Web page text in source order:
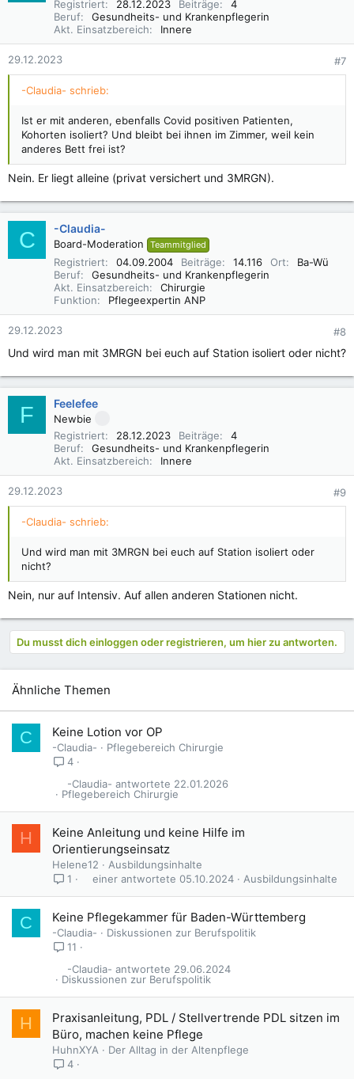
Registriert 28.12.2023 Beiträge
4
Beruf
Gesundheits- und Krankenpflegerin
Akt. Einsatzbereich
Innere
29.12.2023 #7
-Claudia- schrieb:
Ist er mit anderen, ebenfalls Covid positiven Patienten,
Kohorten isoliert? Und bleibt bei ihnen im Zimmer, weil kein
anderes Bett frei ist?
Nein. Er liegt alleine (privat versichert und 3MRGN).
C -Claudia-
Board-Moderation Teammitglied
Registriert 04.09.2004 Beiträge 14.116 Ort
Ba-Wü
Beruf
Gesundheits- und Krankenpflegerin
Akt. Einsatzbereich
Chirurgie
Funktion
Pflegeexpertin ANP
29.12.2023 #8
Und wird man mit 3MRGN bei euch auf Station isoliert oder nicht?
F Feelefee
Newbie
Registriert
28.12.2023 Beiträge
4
Beruf
Gesundheits- und Krankenpflegerin
Akt. Einsatzbereich
Innere
29.12.2023 #9
-Claudia- schrieb:
Und wird man mit 3MRGN bei euch auf Station isoliert oder
nicht?
Nein, nur auf Intensiv. Auf allen anderen Stationen nicht.
Du musst dich einloggen oder registrieren, um hier zu antworten.
Ähnliche Themen
C Keine Lotion vor OP
-Claudia-
Pflegebereich Chirurgie
4
Pflegebereich Chirurgie
22.01.2026
-Claudia-
H
Keine Anleitung und keine Hilfe im
Orientierungseinsatz
Helene12
Ausbildungsinhalte
1
Ausbildungsinhalte
05.10.2024
einer
C Keine Pflegekammer für Baden-Württemberg
-Claudia-
Diskussionen zur Berufspolitik
11
Diskussionen zur Berufspolitik
29.06.2024
-Claudia-
H
Praxisanleitung, PDL / Stellvertrende PDL sitzen im
Büro, machen keine Pflege
HuhnXYA
Der Alltag in der Altenpflege
4